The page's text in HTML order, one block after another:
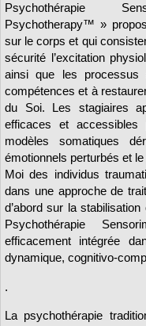
Psychothérapie
Psychotherapy™ »
sur le corps et qui
sécurité l’excitation
ainsi que les
compétences et à
du Soi. Les stagiaires
efficaces et
modèles somatiques
émotionnels perturbés et
Moi des individus
dans une approche de
d’abord sur la
Psychothérapie
efficacement intégrée
dynamique, cognitivo-
.
La psychothérapie